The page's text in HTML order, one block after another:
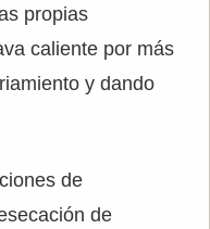
propias
caliente por más
y dando
de
de